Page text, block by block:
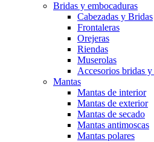
Bridas y embocaduras
Cabezadas y Bridas
Frontaleras
Orejeras
Riendas
Muserolas
Accesorios bridas y
Mantas
Mantas de interior
Mantas de exterior
Mantas de secado
Mantas antimoscas
Mantas polares